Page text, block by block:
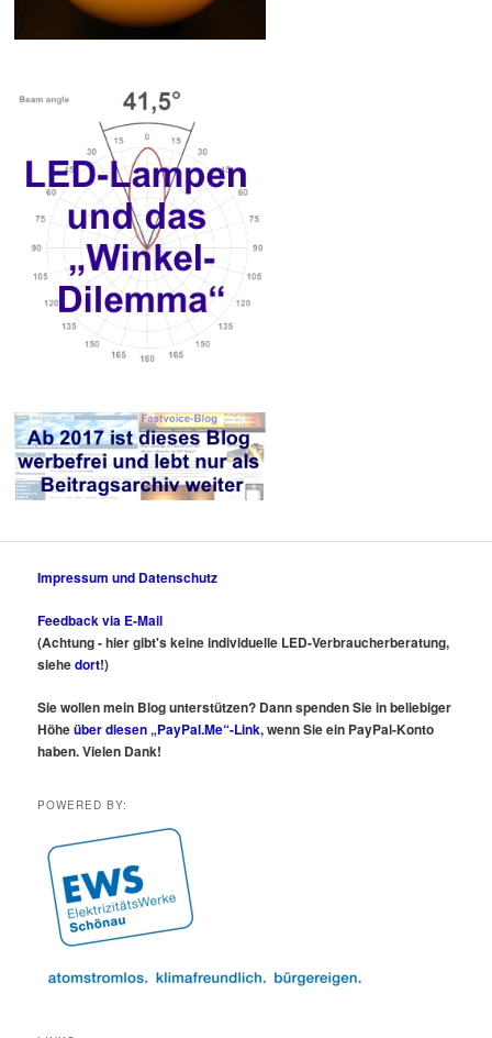
Impressum und Datenschutz
Feedback via E-Mail
(Achtung - hier gibt's keine individuelle LED-Verbraucherberatung,
siehedort!)
Sie wollen mein Blog unterstützen? Dann spenden Sie in beliebiger
Höheüber diesen „PayPal.Me“-Link, wenn Sie ein PayPal-Konto
haben. Vielen Dank!
POWERED BY: